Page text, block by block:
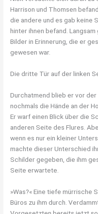
Harrison und Thomsen
die andere und es gab keine
hinter ihnen befand.
Bilder in Erinnerung, die er
gewesen war.
Die dritte Tür auf der linken
Durchatmend blieb er vor
nochmals die Hände an der
Er warf einen Blick über die
anderen Seite des Flures.
wenn es nur ein kleiner
machte dieser Unterschied
Schilder gegeben, die ihm
Seite erwartete.
»Was?« Eine tiefe mürrische
Büros zu ihm durch.